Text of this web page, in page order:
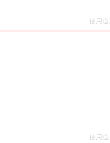
使用道
使用道